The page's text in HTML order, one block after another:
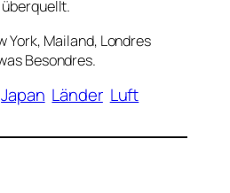
York, Mailand, Londres
Besondres.
Japan Länder Luft